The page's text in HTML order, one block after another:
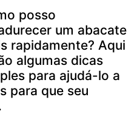
posso
um abacate
rapidamente? Aqui
algumas dicas
para ajudá-lo a
para que seu